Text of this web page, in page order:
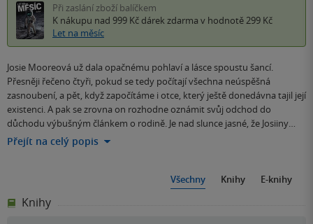
Při zaslání zboží balíčkem
K nákupu nad 999 Kč dárek zdarma v hodnotě 299 Kč
Let na měsíc
Josie Mooreová už dala opačnému pohlaví a lásce spoustu šancí.
Přesněji řečeno čtyři, pokud se tedy počítají všechna neúspěšná
zasnoubení, a pět, když započítáme i otce, který ještě donedávna tajil její
existenci. A pak se zrovna on rozhodne oznámit svůj odchod do
důchodu výbušným článkem o rodině. Je nad slunce jasné, že Josiiny…
Přejít na celý popis
Všechny Knihy E-knihy
Knihy